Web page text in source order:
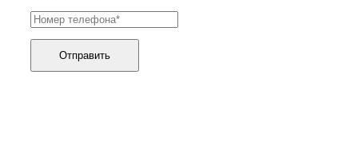
холодильников для молока
хот-дог мейкеров
Отправить